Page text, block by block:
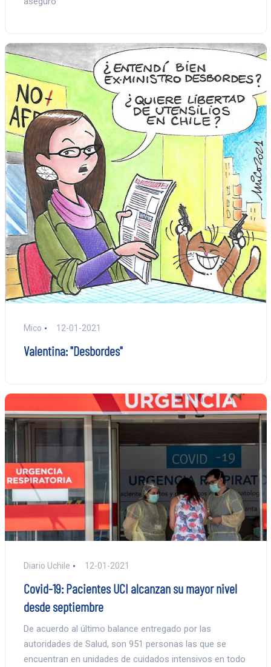
Mico 12-01-2021
Valentina: "Desbordes"
Diario Uchile 12-01-2021
Covid-19: Pacientes UCI alcanzan su mayor nivel
desde septiembre
De acuerdo al último balance entregado por las
autoridades de Salud, son 951 personas las que se
encuentran en unidades de cuidados intensivos en todo